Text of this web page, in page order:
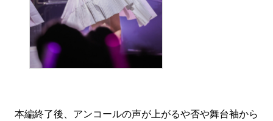
本編終了後、アンコールの声が上がるや否や舞台袖から